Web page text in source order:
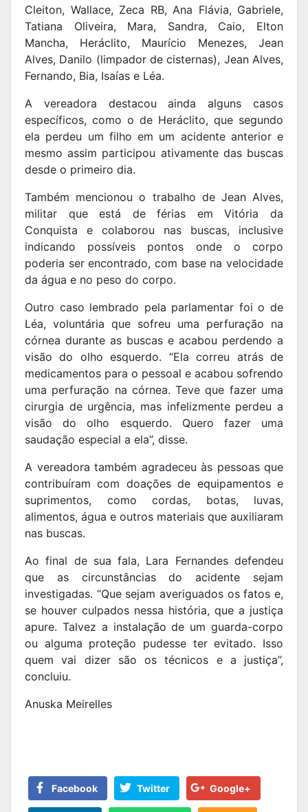
Cleiton, Wallace, Zeca RB, Ana Flávia, Gabriele,
Tatiana Oliveira, Mara, Sandra, Caio, Elton
Mancha, Heráclito, Maurício Menezes, Jean
Alves, Danilo (limpador de cisternas), Jean Alves,
Fernando, Bia, Isaías e Léa.
A vereadora destacou ainda alguns casos
específicos, como o de Heráclito, que segundo
ela perdeu um filho em um acidente anterior e
mesmo assim participou ativamente das buscas
desde o primeiro dia.
Também mencionou o trabalho de Jean Alves,
militar que está de férias em Vitória da
Conquista e colaborou nas buscas, inclusive
indicando possíveis pontos onde o corpo
poderia ser encontrado, com base na velocidade
da água e no peso do corpo.
Outro caso lembrado pela parlamentar foi o de
Léa, voluntária que sofreu uma perfuração na
córnea durante as buscas e acabou perdendo a
visão do olho esquerdo. “Ela correu atrás de
medicamentos para o pessoal e acabou sofrendo
uma perfuração na córnea. Teve que fazer uma
cirurgia de urgência, mas infelizmente perdeu a
visão do olho esquerdo. Quero fazer uma
saudação especial a ela”, disse.
A vereadora também agradeceu às pessoas que
contribuíram com doações de equipamentos e
suprimentos, como cordas, botas, luvas,
alimentos, água e outros materiais que auxiliaram
nas buscas.
Ao final de sua fala, Lara Fernandes defendeu
que as circunstâncias do acidente sejam
investigadas. “Que sejam averiguados os fatos e,
se houver culpados nessa história, que a justiça
apure. Talvez a instalação de um guarda-corpo
ou alguma proteção pudesse ter evitado. Isso
quem vai dizer são os técnicos e a justiça”,
concluiu.
Anuska Meirelles
Facebook Twitter Google+